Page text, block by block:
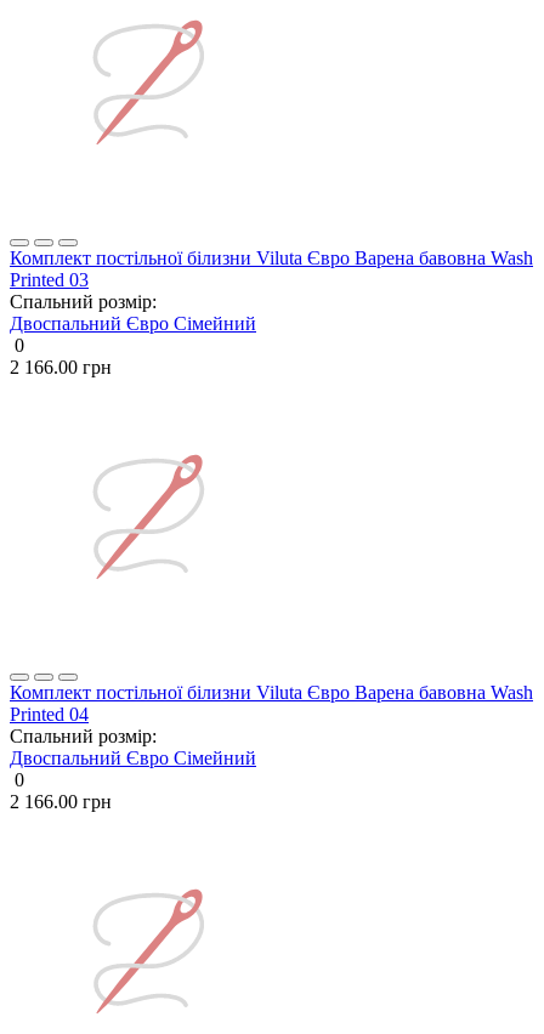
Комплект постільної білизни Viluta Євро Варена бавовна Wash
Printed 03
Спальний розмір:
Двоспальний Євро Сімейний
0
2 166.00 грн
Комплект постільної білизни Viluta Євро Варена бавовна Wash
Printed 04
Спальний розмір:
Двоспальний Євро Сімейний
0
2 166.00 грн